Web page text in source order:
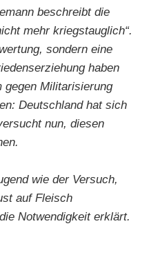
beschreibt die
mehr kriegstauglich“.
sondern eine
haben
Militarisierung
Deutschland hat sich
nun, diesen
wie der Versuch,
auf Fleisch
Notwendigkeit erklärt.